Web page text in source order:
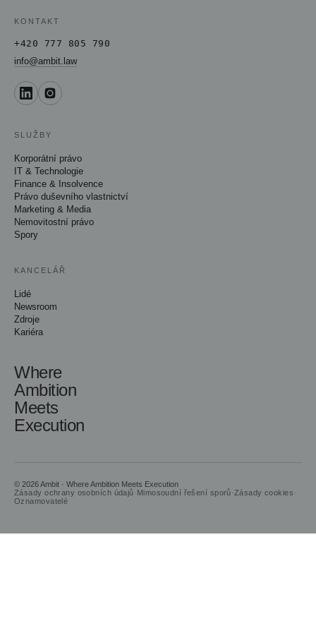
KONTAKT
+420 777 805 790
info@ambit.law
SLUŽBY
Korporátní právo
IT & Technologie
Finance & Insolvence
Právo duševního vlastnictví
Marketing & Media
Nemovitostní právo
Spory
KANCELÁŘ
Lidé
Newsroom
Zdroje
Kariéra
Where
Ambition
Meets
Execution
© 2026 Ambit · Where Ambition Meets Execution
Zásady ochrany osobních údajů· Mimosoudní řešení sporů· Zásady cookies·
Oznamovatelé